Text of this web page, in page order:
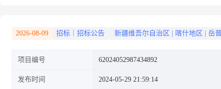
2026-08-09 招标｜招标公告 新疆维吾尔自治区 喀什地区 岳
项目编号 62024052987434892
发布时间 2024-05-29 21:59:14